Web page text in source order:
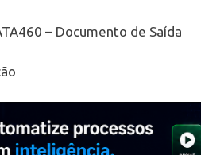
– Documento de Saída